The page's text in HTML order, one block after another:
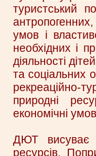
туристський
умов і
необхідних і
діяльності
та соціальних
рекреаційно-
природні
економічні
ДЮТ висуває
ресурсів.